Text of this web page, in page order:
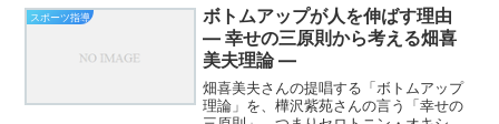
い〜【第2回】主体的な学びが育たないの
は、子どものせいじゃ...
スポーツ指導
ボトムアップが人を伸ばす理由
― 幸せの三原則から考える畑喜
美夫理論 ―
畑喜美夫さんの提唱する「ボトムアップ
理論」を、樺沢紫苑さんの言う「幸せの